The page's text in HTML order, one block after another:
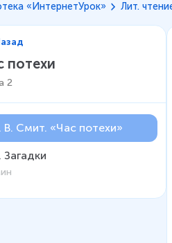
«ИнтернетУрок» Лит.
потехи
2
. В. Смит. «Час потехи»
Загадки